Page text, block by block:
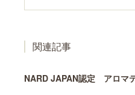
関連記事
NARD JAPAN認定 アロマ